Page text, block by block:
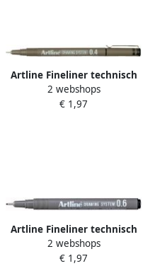
Artline Fineliner technisch
0.4mm zwart
2 webshops
€ 1,97
Artline Fineliner technisch
0.6mm zwart
2 webshops
€ 1,97